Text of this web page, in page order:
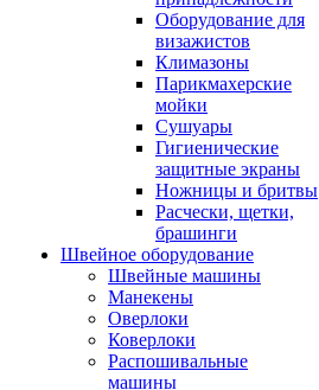
Оборудование для
визажистов
Климазоны
Парикмахерские
мойки
Сушуары
Гигиенические
защитные экраны
Ножницы и бритвы
Расчески, щетки,
брашинги
Швейное оборудование
Швейные машины
Манекены
Оверлоки
Коверлоки
Распошивальные
машины